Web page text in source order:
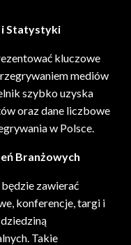
i Statystyki
kluczowe
mediów
szybko uzyska
oraz dane liczbowe
w Polsce.
Branżowych
zawierać
konferencje, targi i
Takie